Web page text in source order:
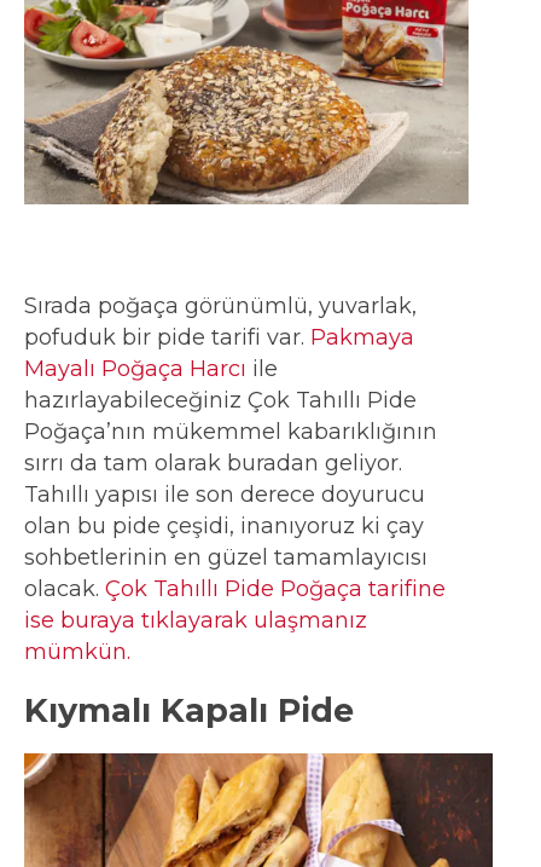
Sırada poğaça görünümlü, yuvarlak,
pofuduk bir pide tarifi var. Pakmaya
Mayalı Poğaça Harcı ile
hazırlayabileceğiniz Çok Tahıllı Pide
Poğaça’nın mükemmel kabarıklığının
sırrı da tam olarak buradan geliyor.
Tahıllı yapısı ile son derece doyurucu
olan bu pide çeşidi, inanıyoruz ki çay
sohbetlerinin en güzel tamamlayıcısı
olacak. Çok Tahıllı Pide Poğaça tarifine
ise buraya tıklayarak ulaşmanız
mümkün.
Kıymalı Kapalı Pide